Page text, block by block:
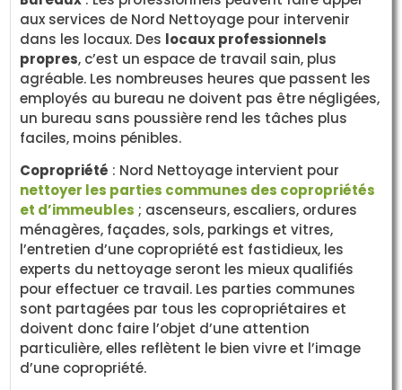
aux services de Nord Nettoyage pour intervenir
dans les locaux. Des locaux professionnels
propres, c’est un espace de travail sain, plus
agréable. Les nombreuses heures que passent les
employés au bureau ne doivent pas être négligées,
un bureau sans poussière rend les tâches plus
faciles, moins pénibles.
Copropriété : Nord Nettoyage intervient pour
nettoyer les parties communes des copropriétés
et d’immeubles ; ascenseurs, escaliers, ordures
ménagères, façades, sols, parkings et vitres,
l’entretien d’une copropriété est fastidieux, les
experts du nettoyage seront les mieux qualifiés
pour effectuer ce travail. Les parties communes
sont partagées par tous les copropriétaires et
doivent donc faire l’objet d’une attention
particulière, elles reflètent le bien vivre et l’image
d’une copropriété.